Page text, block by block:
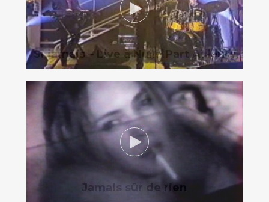
Si jamais – Live à Nulle Part Ailleurs
Jamais sûr de rien